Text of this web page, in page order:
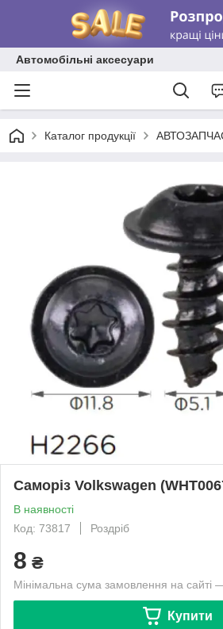
Автомобільні аксесуари
Каталог продукції
Саморіз Volkswagen
В наявності
Код: 73817
Роздріб
8 ₴
Мінімальна сума замовлення на сайті
Купити